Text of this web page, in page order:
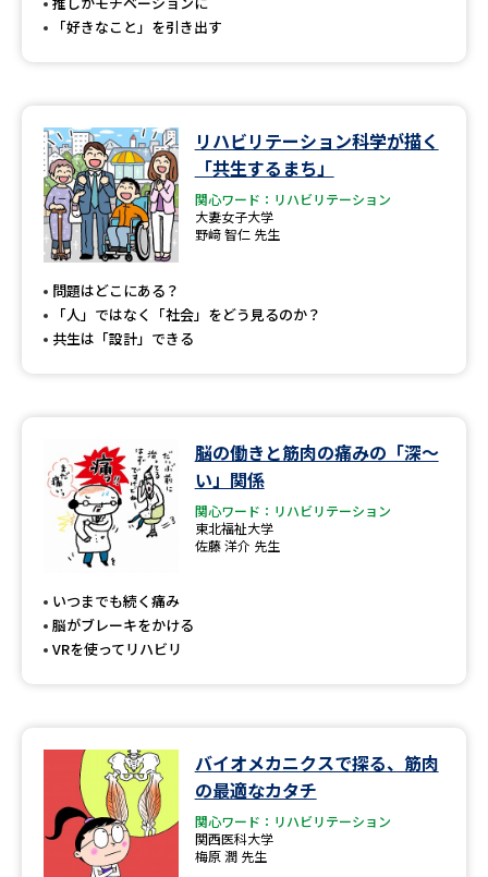
「好きなこと」を引き出す
リハビリテーション科学が描く
「共生するまち」
関心ワード：リハビリテーション
大妻女子大学
野﨑 智仁 先生
問題はどこにある？
「人」ではなく「社会」をどう見るのか？
共生は「設計」できる
脳の働きと筋肉の痛みの「深～
い」関係
関心ワード：リハビリテーション
東北福祉大学
佐藤 洋介 先生
いつまでも続く痛み
脳がブレーキをかける
VRを使ってリハビリ
バイオメカニクスで探る、筋肉
の最適なカタチ
関心ワード：リハビリテーション
関西医科大学
梅原 潤 先生